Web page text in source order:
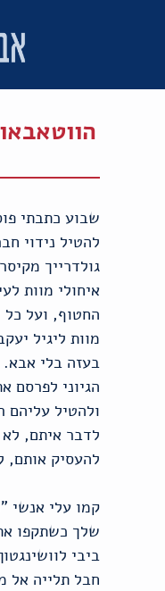
שבוע כתבתי
להטיל נידוי
גולדרייך
איחולי מוות
החטוף, ועל כל
בעזה בלי אבא.
הגיוני לפרסם
ולהטיל עליהם
לדבר איתם,
להעסיק אותם,
קמו עלי אנשי
שלך כשתקפו
ביבי
חבל תלייה אל